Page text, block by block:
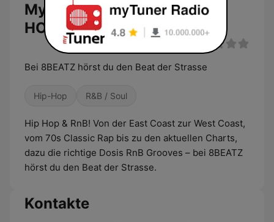
MyHitMusic - 8BEATZ HIP-
HOP Live
Bei 8BEATZ hörst du den Beat der Strasse
Hip-Hop R&B / Soul
Hip Hop & RnB! Von der East Coast zur West Coast,
vom 70s Classic Rap bis zu den aktuellen Charts,
dazu die richtige Dosis RnB Grooves – bei 8BEATZ
hörst du den Beat der Strasse.
Kontakte